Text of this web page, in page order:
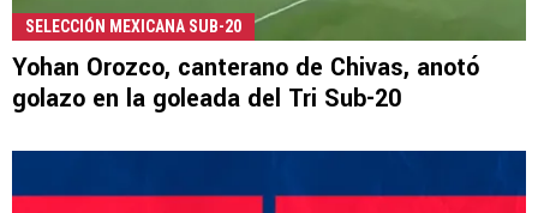
SELECCIÓN MEXICANA SUB-20
Yohan Orozco, canterano de Chivas, anotó
golazo en la goleada del Tri Sub-20